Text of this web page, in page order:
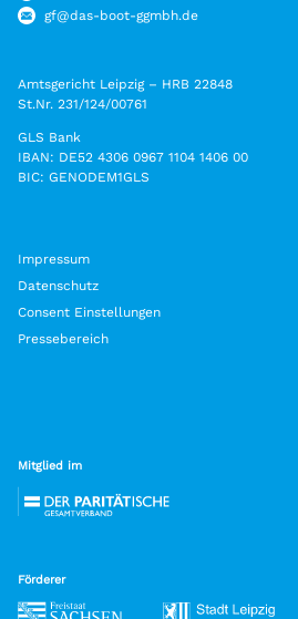
gf@das-boot-ggmbh.de
Amtsgericht Leipzig – HRB 22848
St.Nr. 231/124/00761
GLS Bank
IBAN: DE52 4306 0967 1104 1406 00
BIC: GENODEM1GLS
Impressum
Datenschutz
Consent Einstellungen
Pressebereich
Mitglied im
Förderer